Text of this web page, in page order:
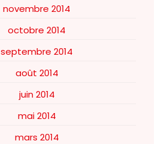
novembre 2014
octobre 2014
septembre 2014
août 2014
juin 2014
mai 2014
mars 2014